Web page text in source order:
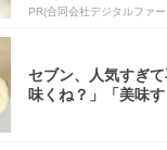
PR(合同会社デジタルファ
セブン、人気すぎ
味くね？」「美味